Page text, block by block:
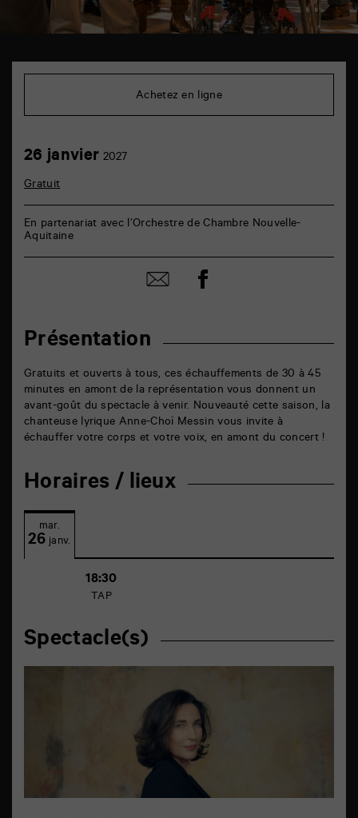
Poitiers
Présentation
Gratuits et ouverts à tous, ces échauffements de 30 à 45
minutes en amont de la représentation vous donnent un
avant-goût du spectacle à venir. Nouveauté cette saison, la
chanteuse lyrique Anne-Choï Messin vous invite à
échauffer votre corps et votre voix, en amont du concert !
Horaires / lieux
mar.
26 janv.
18:30
TAP
Spectacle(s)
Achetez en ligne
26 janvier 202726
Gratuit
En partenariat avec l’Orchestre de Chambre Nouvelle-
Aquitaine
Partager
par
Partager
sur